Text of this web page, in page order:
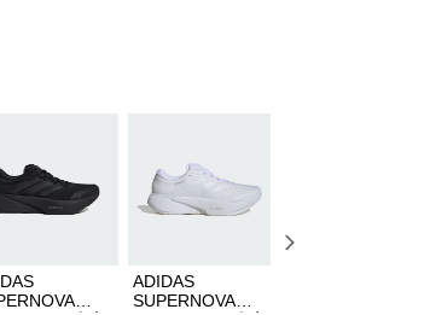
有權停止該用戶之使用額度並採取法律行
ADIDAS
SUPERNOVA